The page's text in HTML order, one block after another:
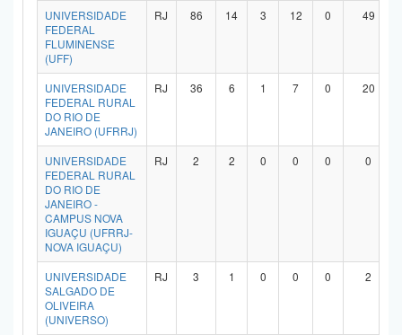
UNIVERSIDADE
FEDERAL
FLUMINENSE
(UFF)
RJ 86 14 3 12 0 49
UNIVERSIDADE
FEDERAL RURAL
DO RIO DE
JANEIRO (UFRRJ)
RJ 36 6 1 7 0 20
UNIVERSIDADE
FEDERAL RURAL
DO RIO DE
JANEIRO -
CAMPUS NOVA
IGUAÇU (UFRRJ-
NOVA IGUAÇU)
RJ 2 2 0 0 0 0
UNIVERSIDADE
SALGADO DE
OLIVEIRA
(UNIVERSO)
RJ 3 1 0 0 0 2